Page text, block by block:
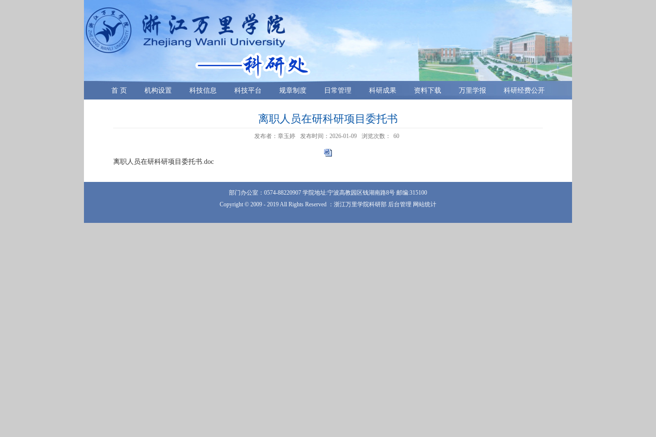
首 页 机构设置 科技信息 科技平台 规章制度 日常管理 科研成果 资料下载 万里学报 科研经费公开
离职人员在研科研项目委托书
发布者：章玉婷 发布时间：2026-01-09 浏览次数： 60
离职人员在研科研项目委托书.doc
部门办公室：0574-88220907 学院地址:宁波高教园区钱湖南路8号 邮编:315100
Copyright © 2009 - 2019 All Rights Reserved ：浙江万里学院科研部 后台管理 网站统计